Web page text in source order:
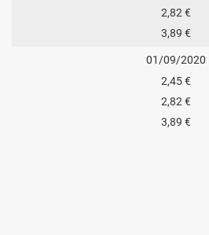
2,82 €
3,89 €
01/09/2020
2,45 €
2,82 €
3,89 €